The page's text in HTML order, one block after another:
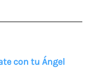
con tu Ángel